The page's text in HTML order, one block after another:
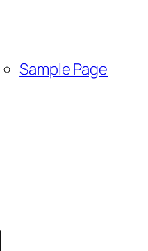
Sample Page